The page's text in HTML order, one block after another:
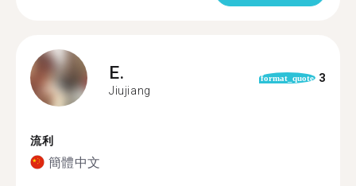
E.
Jiujiang
format_quote 3
流利
簡體中文